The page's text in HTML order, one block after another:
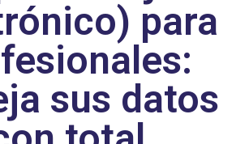
para
sus datos